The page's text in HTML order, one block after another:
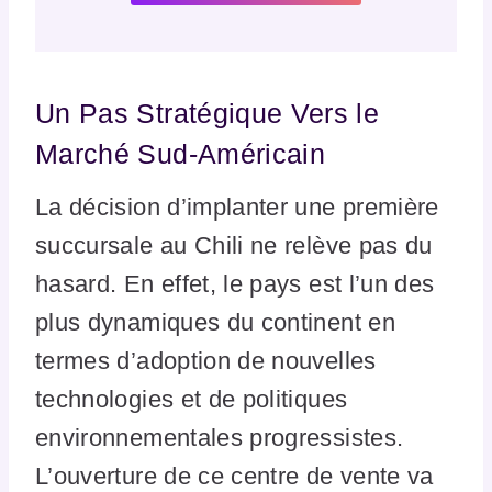
Un Pas Stratégique Vers le
Marché Sud-Américain
La décision d’implanter une première
succursale au Chili ne relève pas du
hasard. En effet, le pays est l’un des
plus dynamiques du continent en
termes d’adoption de nouvelles
technologies et de politiques
environnementales progressistes.
L’ouverture de ce centre de vente va